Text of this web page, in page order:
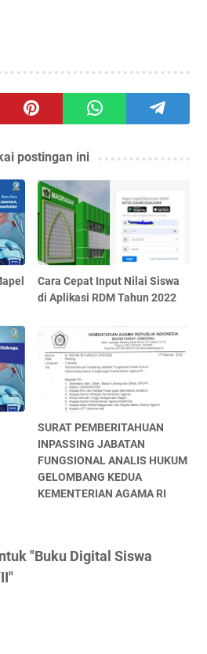
postingan ini
Cara Cepat Input Nilai Siswa
di Aplikasi RDM Tahun 2022
SURAT PEMBERITAHUAN
INPASSING JABATAN
FUNGSIONAL ANALIS HUKUM
GELOMBANG KEDUA
KEMENTERIAN AGAMA RI
"Buku Digital Siswa